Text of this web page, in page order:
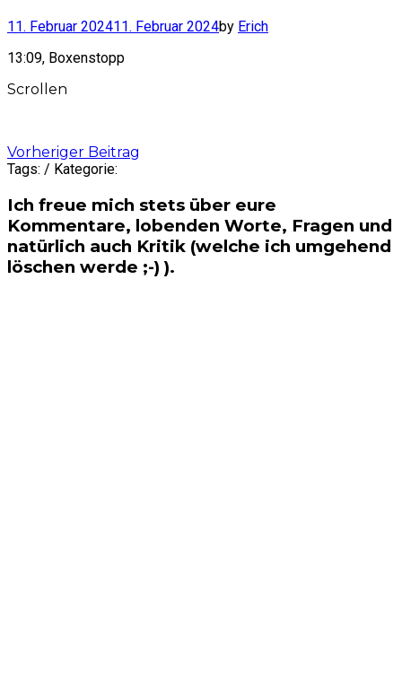
11. Februar 202411. Februar 2024by Erich
13:09, Boxenstopp
Scrollen
Post
navigation
Vorheriger Beitrag
Tags: / Kategorie:
Ich freue mich stets über eure
Kommentare, lobenden Worte, Fragen und
natürlich auch Kritik (welche ich umgehend
löschen werde ;-) ).